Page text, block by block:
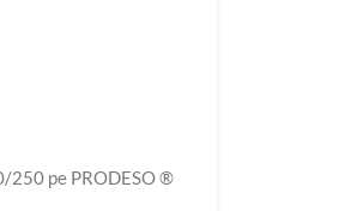
250 pe PRODESO ®